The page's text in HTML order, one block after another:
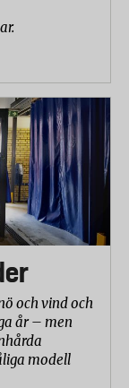
och vind och
år – men
modell